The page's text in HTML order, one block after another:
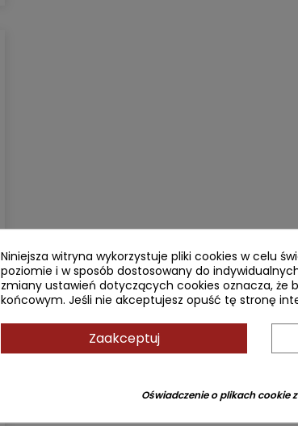
Niniejsza witryna wykorzystuje pliki cookies w celu
poziomie i w sposób dostosowany do
zmiany ustawień dotyczących cookies oznacza, że
końcowym. Jeśli nie akceptujesz opuść tę stronę
Zaakceptuj
Oświadczenie o plikach cookie